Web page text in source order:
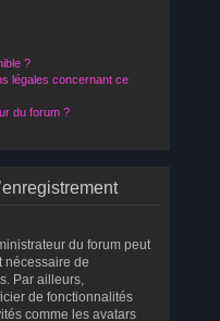
?
légales concernant ce
du forum ?
du forum peut
nécessaire de
Par ailleurs,
de fonctionnalités
comme les avatars